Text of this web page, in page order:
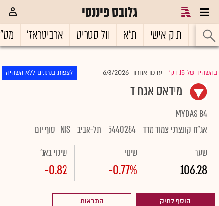
גלובס פיננסי
ראשי תיק אישי ת"א וול סטריט ארביטראז'
בהשהיה של 15 דק' |עדכון אחרון 6/8/2026 לצפות בנתונים ללא השהיה
מידאס אגח ד
MYDAS B4
אג"ח קונצרני צמוד מדד 5440284 תל-אביב NIS סוף יום
שער
106.28
שינוי
-0.77%
שינוי באג'
-0.82
הוסף לתיק התראות